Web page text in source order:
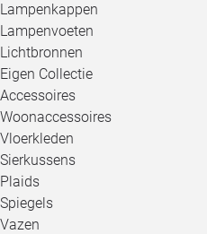
Lampenkappen
Lampenvoeten
Lichtbronnen
Eigen Collectie
Accessoires
Woonaccessoires
Vloerkleden
Sierkussens
Plaids
Spiegels
Vazen